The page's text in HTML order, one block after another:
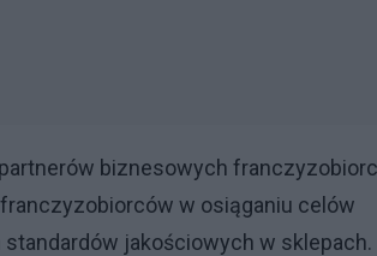
biznesowych
w osiąganiu celów
jakościowych w sklepach.